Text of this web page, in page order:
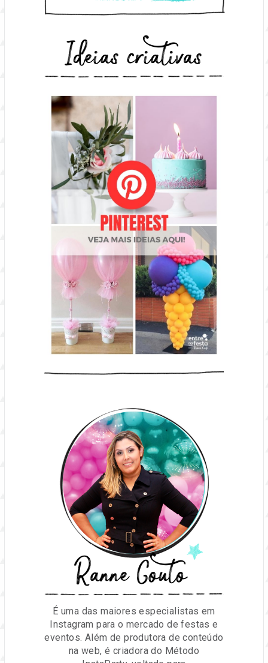
Ideias criativas
Ranne Couto
É uma das maiores especialistas em
Instagram para o mercado de festas e
eventos. Além de produtora de conteúdo
na web, é criadora do Método